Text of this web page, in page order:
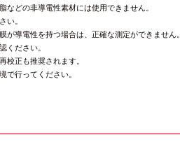
どの非導電性素材には使用できません。
い。
導電性を持つ場合は、正確な測定ができません。
ください。
正も推奨されます。
行ってください。